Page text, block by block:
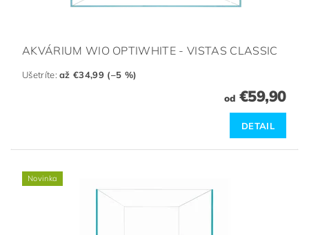
AKVÁRIUM WIO OPTIWHITE - VISTAS CLASSIC
Ušetríte:až €34,99 (–5 %)
od €59,90
DETAIL
Novinka